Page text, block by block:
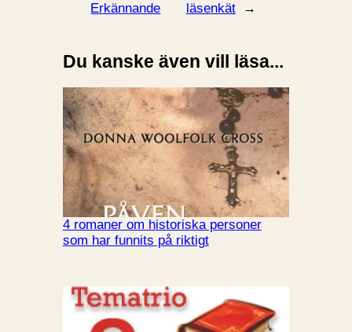
Erkännande
läsenkät
→
Du kanske även vill läsa...
4 romaner om historiska personer
som har funnits på riktigt